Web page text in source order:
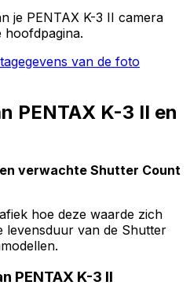
je PENTAX K-3 II camera
hoofdpagina.
van de foto
PENTAX K-3 II en
verwachte Shutter Count
hoe deze waarde zich
van de Shutter
PENTAX K-3 II